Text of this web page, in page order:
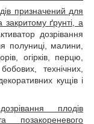
призначений для
ґрунті, а
дозрівання
полуниці, малини,
огірків, перцю,
технічних,
кущів і
плодів
позакореневого